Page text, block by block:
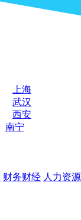
上海
武汉
西安
南宁
财务财经 人力资源